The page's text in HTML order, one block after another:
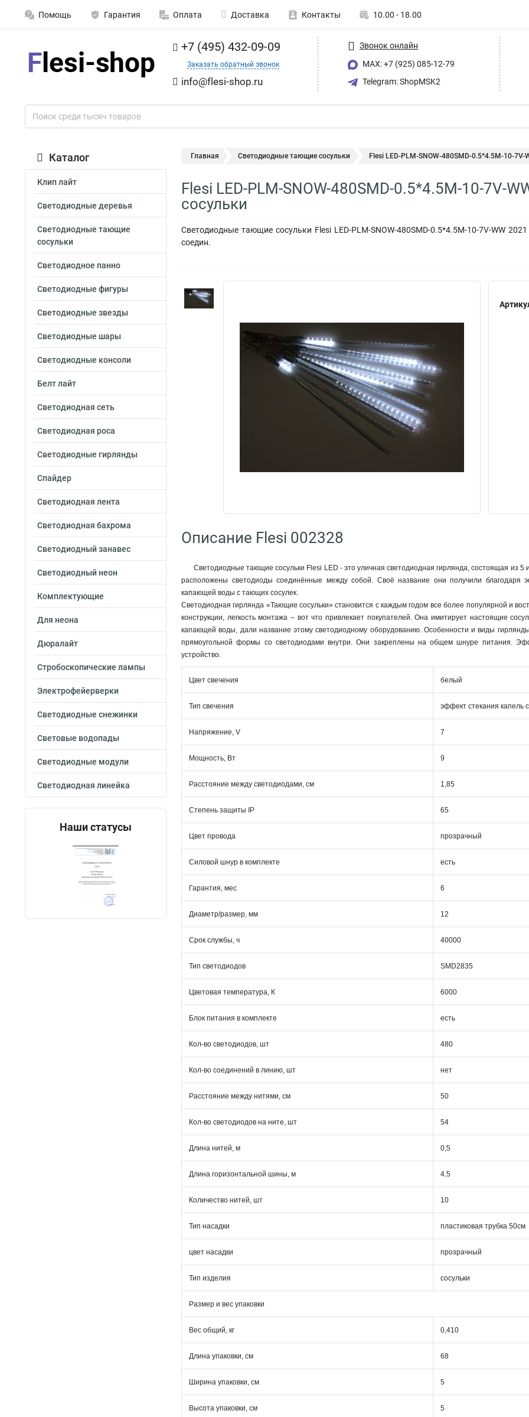
Помощь Гарантия Оплата Доставка Контакты 10.00 - 18.00
+7 (495) 432-09-09
Заказать обратный звонок
info@flesi-shop.ru
Звонок онлайн
MAX: +7 (925) 085-12-79
Telegram: ShopMSK2
Каталог
Клип лайт
Светодиодные деревья
Светодиодные тающие
сосульки
Светодиодное панно
Светодиодные фигуры
Светодиодные звезды
Светодиодные шары
Светодиодные консоли
Белт лайт
Светодиодная сеть
Светодиодная роса
Светодиодные гирлянды
Спайдер
Светодиодная лента
Светодиодная бахрома
Светодиодный занавес
Светодиодный неон
Комплектующие
Для неона
Дюралайт
Стробоскопические лампы
Электрофейерверки
Светодиодные снежинки
Световые водопады
Светодиодные модули
Светодиодная линейка
Наши статусы
Главная Светодиодные тающие сосульки Flesi LED-PLM-SNOW-480SMD-0.5*4.5M-10-7V-
Flesi LED-PLM-SNOW-480SMD-0.5*4.5M-10-7V-
сосульки
Светодиодные тающие сосульки Flesi LED-PLM-SNOW-480SMD-0.5*4.5M-10-7V-WW
соедин.
Описание Flesi 002328
Светодиодные тающие сосульки Flesi LED - это уличная светодиодная гирлянда, состоящая из
расположены светодиоды соединённые между собой. Своё название они получили благодаря
капающей воды с тающих сосулек.
Светодиодная гирлянда «Тающие сосульки» становится с каждым годом все более популярной и
конструкции, легкость монтажа – вот что привлекает покупателей. Она имитирует настоящие
капающей воды, дали название этому светодиодному оборудованию. Особенности и виды
прямоугольной формы со светодиодами внутри. Они закреплены на общем шнуре питания.
устройство.
Цвет свечения белый
Тип свечения эффект стекания капель
Напряжение, V 7
Мощность, Вт 9
Расстояние между светодиодами, см 1,85
Степень защиты IP 65
Цвет провода прозрачный
Силовой шнур в комплекте есть
Гарантия, мес 6
Диаметр/размер, мм 12
Срок службы, ч 40000
Тип светодиодов SMD2835
Цветовая температура, К 6000
Блок питания в комплекте есть
Кол-во светодиодов, шт 480
Кол-во соединений в линию, шт нет
Расстояние между нитями, см 50
Кол-во светодиодов на ните, шт 54
Длина нитей, м 0,5
Длина горизонтальной шины, м 4.5
Количество нитей, шт 10
Тип насадки пластиковая трубка 50см
цвет насадки прозрачный
Тип изделия сосульки
Размер и вес упаковки
Вес общий, кг 0,410
Длина упаковки, см 68
Ширина упаковки, см 5
Высота упаковки, см 5